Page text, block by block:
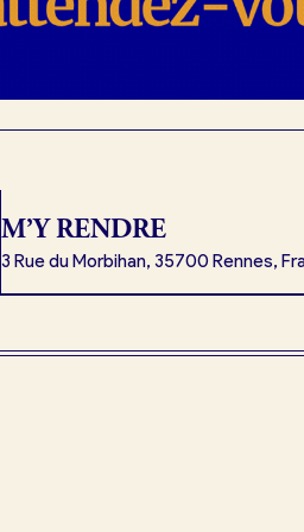
M’Y RENDRE
3 Rue du Morbihan, 35700 Rennes,